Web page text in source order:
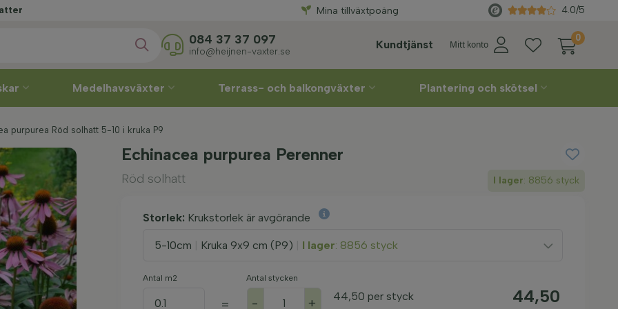
rabatter Direktfrån odlaren
Mina tillväxtpoäng 4.0/5
Kundtjänst Mitt konto
0
084 37 37 097
info@heijnen-vaxter.se
Medelhavsväxter Terrass- och balkongväxter Plantering och skötsel
purpurea Röd solhatt 5-10 i kruka P9
Echinacea purpurea Perenner
Röd solhatt I lager: 8856 styck
Storlek: Krukstorlek är avgörande
5-10cm Kruka 9x9 cm (P9) I lager: 8856 styck
Antal m2
=
Antal stycken
- + 44,50 per styck 44,50